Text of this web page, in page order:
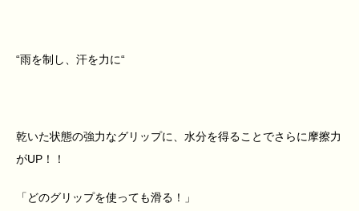
“雨を制し、汗を力に“
乾いた状態の強力なグリップに、水分を得ることでさらに摩擦力
がUP！！
「どのグリップを使っても滑る！」